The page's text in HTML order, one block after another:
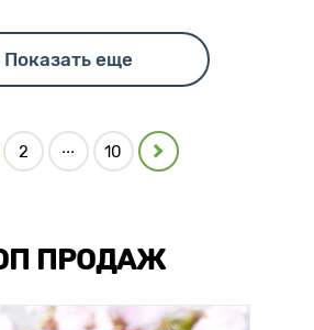
Показать еще
2 ... 10
ПРОДАЖ